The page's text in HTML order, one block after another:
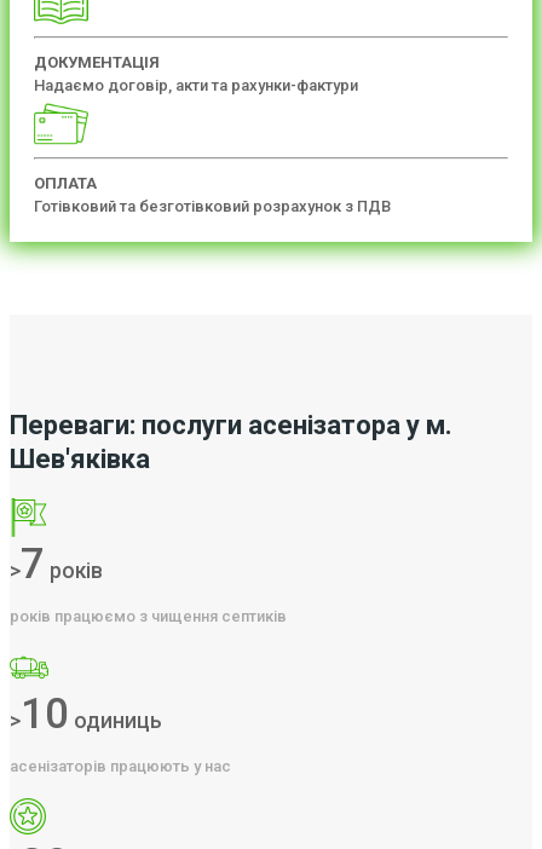
ДОКУМЕНТАЦІЯ
Надаємо договір, акти та рахунки-фактури
ОПЛАТА
Готівковий та безготівковий розрахунок з ПДВ
Переваги: послуги асенізатора у м.
Шев'яківка
>7 років
років працюємо з чищення септиків
>10 одиниць
асенізаторів працюють у нас